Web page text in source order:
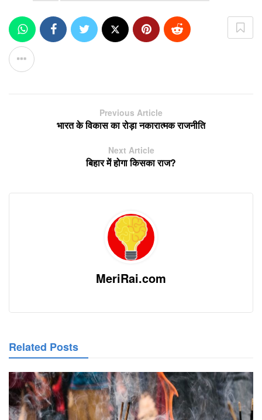
Previous Article
भारत के विकास का रोड़ा नकारात्मक राजनीति
Next Article
बिहार में होगा किसका राज?
MeriRai.com
Related Posts